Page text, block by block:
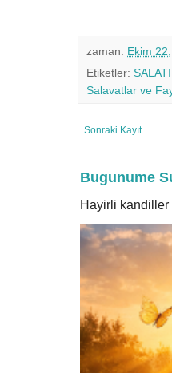
zaman: Ekim
Etiketler:
Salavatlar ve
Sonraki Kayıt
Bugunume
Hayirli kandiller